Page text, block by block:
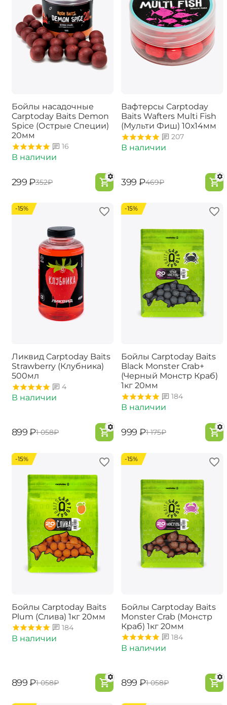
Бойлы насадочные
Carptoday Baits Demon
Spice (Острые Специи)
20мм
16
В наличии
‍299‍ ₽‍352‍₽
Вафтерсы Carptoday
Baits Wafters Multi Fish
(Мульти Фиш) 10х14мм
207
В наличии
‍399‍ ₽‍469‍₽
-15%
Ликвид Carptoday Baits
Strawberry (Клубника)
500мл
4
В наличии
‍899‍ ₽‍1 058‍₽
-15%
Бойлы Carptoday Baits
Black Monster Crab+
(Черный Монстр Краб)
1кг 20мм
184
В наличии
‍999‍ ₽‍1 175‍₽
-15%
Бойлы Carptoday Baits
Plum (Слива) 1кг 20мм
184
В наличии
‍899‍ ₽‍1 058‍₽
-15%
Бойлы Carptoday Baits
Monster Crab (Монстр
Краб) 1кг 20мм
184
В наличии
‍899‍ ₽‍1 058‍₽